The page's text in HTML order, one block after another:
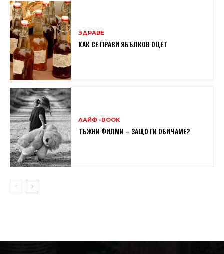
ЗДРАВЕ
КАК СЕ ПРАВИ ЯБЪЛКОВ ОЦЕТ
ЛАЙФ -BOOK
ТЪЖНИ ФИЛМИ – ЗАЩО ГИ ОБИЧАМЕ?